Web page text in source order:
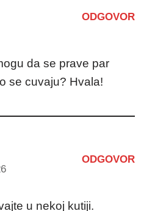
ODGOVOR
da se prave par
se cuvaju? Hvala!
ODGOVOR
u nekoj kutiji.